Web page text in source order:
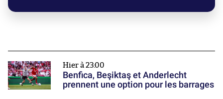
Hier à 23:00
Benfica, Beşiktaş et Anderlecht
prennent une option pour les barrages